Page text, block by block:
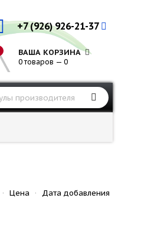
+7 (926) 926-21-37
ВАША КОРЗИНА
0 товаров — 0
· Цена · Дата добавления